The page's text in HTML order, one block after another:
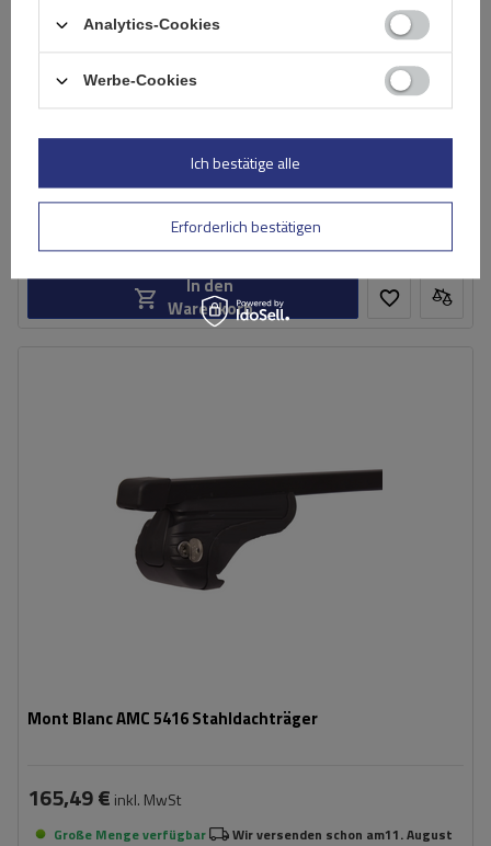
Dachträger G3 CL 61.110 universell für traditionelle und
89,99 €inkl. MwSt
In den
Warenkorb
Mont Blanc AMC 5416 Stahldachträger
165,49 € inkl. MwSt
Große Menge verfügbar Wir versenden schon am11. August
Analytics-Cookies
Werbe-Cookies
Erforderlich bestätigen
Ich bestätige alle